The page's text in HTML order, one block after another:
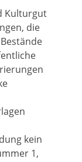
Kulturgut
die
kein
1,